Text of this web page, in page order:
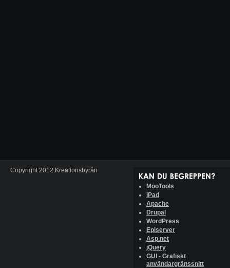
Copyright 2012 Kreationsbyrån
MooTools
iPad
Apache
Drupal
WordPress
Episerver
Asp.net
jQuery
GUI - Grafiskt
användargränssnitt